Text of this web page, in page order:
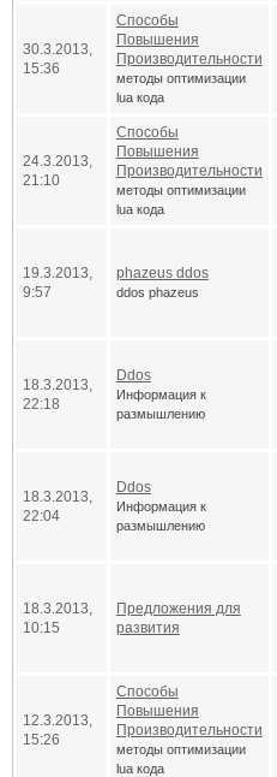
30.3.2013,
15:36
Способы
Повышения
Производительности
методы оптимизации
lua кода
24.3.2013,
21:10
Способы
Повышения
Производительности
методы оптимизации
lua кода
19.3.2013,
9:57
phazeus ddos
ddos phazeus
18.3.2013,
22:18
Ddos
Информация к
размышлению
18.3.2013,
22:04
Ddos
Информация к
размышлению
18.3.2013,
10:15
Предложения для
развития
12.3.2013,
15:26
Способы
Повышения
Производительности
методы оптимизации
lua кода